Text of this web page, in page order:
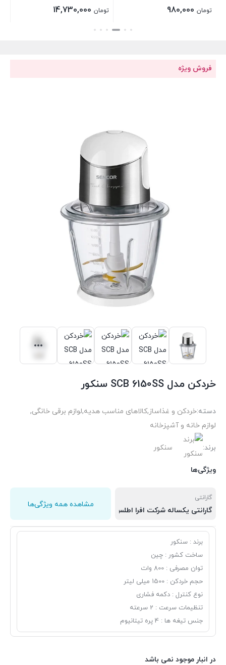
اصلی:
تومان تومان
بستن
فروش ویژه
خردکن مدل SCB 6150SS سنکور
دسته:خردکن و غذاساز,کالاهای مناسب هدیه,لوازم برقی خانگی,
لوازم خانه و آشپزخانه
برند: سنکور
ویژگی‌ها
گارانتی
گارانتی یکساله شرکت افرا اطلس پاسارگاد
مشاهده همه ویژگی‌ها
برند : سنکور
ساخت کشور : چین
توان مصرفی : 800 وات
حجم خردکن : 1500 میلی لیتر
نوع کنترل : دکمه فشاری
تنظیمات سرعت : 2 سرعته
جنس تیغه ها : 4 پره تیتانیوم
در انبار موجود نمی باشد